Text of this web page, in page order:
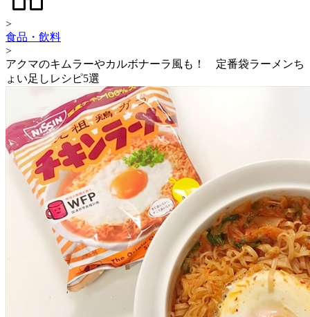
>
食品・飲料
>
アクマのキムラーやカルボナーラ風も！ 定番袋ラーメンち
ょい足しレシピ5選